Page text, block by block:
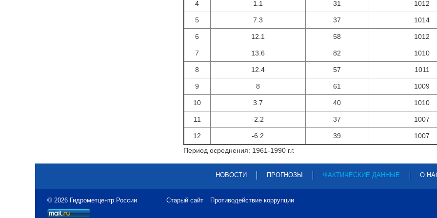
4 1.1 31 1012
5 7.3 37 1014
6 12.1 58 1012
7 13.6 82 1010
8 12.4 57 1011
9 8 61 1009
10 3.7 40 1010
11 -2.2 37 1007
12 -6.2 39
1007
Период осреднения: 1961-1990 г.г.
НОВОСТИ ПРОГНОЗЫ ФАКТИЧЕСКИЕ ДАННЫЕ О
© 2026 Гидрометцентр России Старый сайт Противодействие коррупции